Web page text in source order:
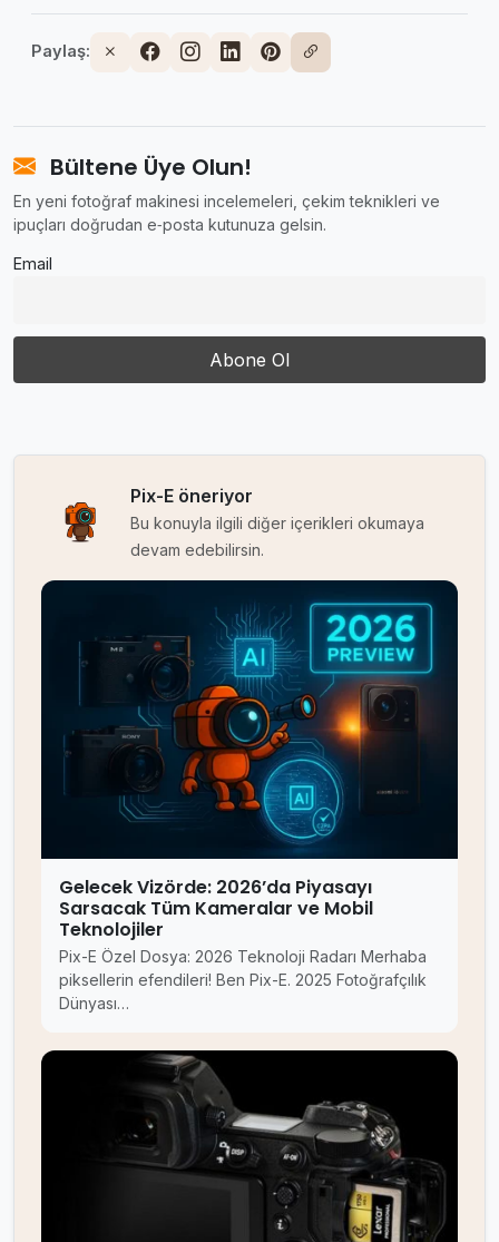
Paylaş:
Bültene Üye Olun!
En yeni fotoğraf makinesi incelemeleri, çekim teknikleri ve
ipuçları doğrudan e‑posta kutunuza gelsin.
Email
Pix-E öneriyor
Bu konuyla ilgili diğer içerikleri okumaya
devam edebilirsin.
Gelecek Vizörde: 2026’da Piyasayı
Sarsacak Tüm Kameralar ve Mobil
Teknolojiler
Pix-E Özel Dosya: 2026 Teknoloji Radarı Merhaba
piksellerin efendileri! Ben Pix-E. 2025 Fotoğrafçılık
Dünyası…